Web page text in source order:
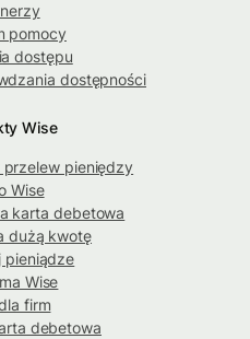
pomocy
dostępu
dostępności
Wise
pieniędzy
Wise
karta debetowa
dużą kwotę
pieniądze
Wise
firm
debetowa